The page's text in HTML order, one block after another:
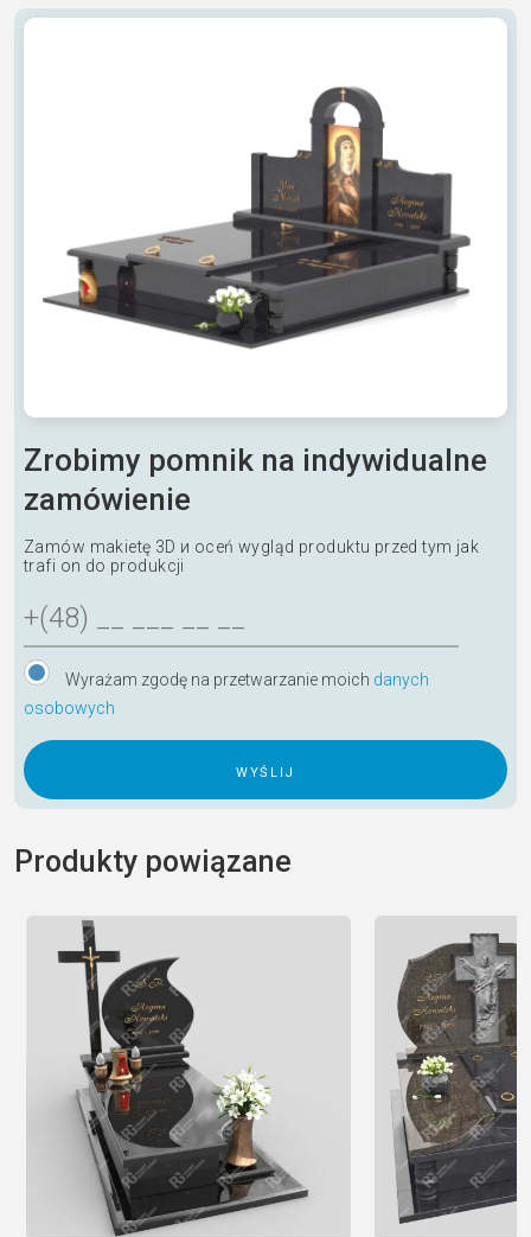
Zrobimy pomnik na indywidualne
zamówienie
Zamów makietę 3D и oceń wygląd produktu przed tym jak
trafi on do produkcji
Wyrażam zgodę na przetwarzanie moich danych
osobowych
A
t
Produkty powiązane